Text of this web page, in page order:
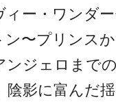
ィー・ワンダ
ン〜プリンス
ンジェロまで
陰影に富んだ